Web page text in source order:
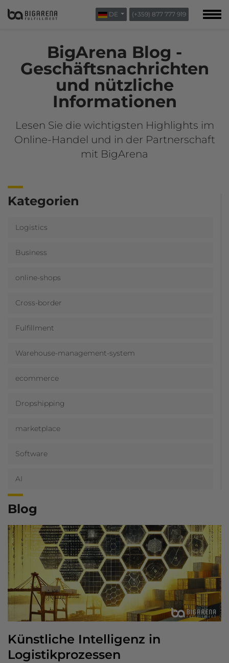
DE (+359) 877 777 919
ÜBER UNS
KONTAKTAUFNAHMEBigArena Blog -
Geschäftsnachrichten
und nützliche
Informationen
Lesen Sie die wichtigsten Highlights im
Online-Handel und in der Partnerschaft
mit BigArena
Kategorien
Logistics
Business
online-shops
Cross-border
Fulfillment
Warehouse-management-system
ecommerce
Dropshipping
marketplace
Software
AI
Blog
Künstliche Intelligenz in
Logistikprozessen